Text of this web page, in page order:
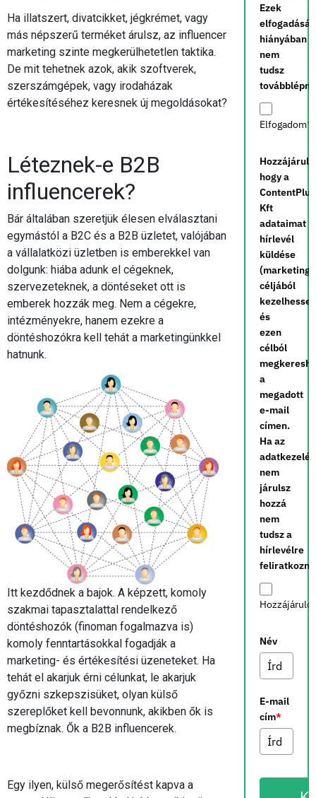
Ha illatszert, divatcikket, jégkrémet, vagy
más népszerű terméket árulsz, az influencer
marketing szinte megkerülhetetlen taktika.
De mit tehetnek azok, akik szoftverek,
szerszámgépek, vagy irodaházak
értékesítéséhez keresnek új megoldásokat?
Léteznek-e B2B
influencerek?
Bár általában szeretjük élesen elválasztani
egymástól a B2C és a B2B üzletet, valójában
a vállalatközi üzletben is emberekkel van
dolgunk: hiába adunk el cégeknek,
szervezeteknek, a döntéseket ott is
emberek hozzák meg. Nem a cégekre,
intézményekre, hanem ezekre a
döntéshozókra kell tehát a marketingünkkel
hatnunk.
Itt kezdődnek a bajok. A képzett, komoly
szakmai tapasztalattal rendelkező
döntéshozók (finoman fogalmazva is)
komoly fenntartásokkal fogadják a
marketing- és értékesítési üzeneteket. Ha
tehát el akarjuk érni célunkat, le akarjuk
győzni szkepszisüket, olyan külső
szereplőket kell bevonnunk, akikben ők is
megbíznak. Ők a B2B influencerek.
Egy ilyen, külső megerősítést kapva a
Ezek
hiányában
nem
tudsz
továbblépni.
Elfogadom*
hogy a
ContentPlus
Kft
adataimat
hírlevél
küldése
(marketing)
céljából
kezelhesse,
és
ezen
célból
a
megadott
e-mail
címen.
Ha az
nem
járulsz
hozzá
nem
tudsz a
hírlevélre
feliratkozni.
Név
E-mail
cím*